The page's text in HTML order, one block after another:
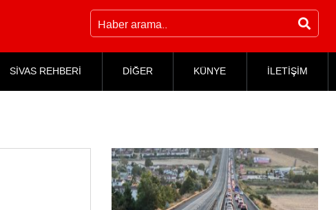
SİVAS REHBERİ DİĞER KÜNYE İLETİŞİM